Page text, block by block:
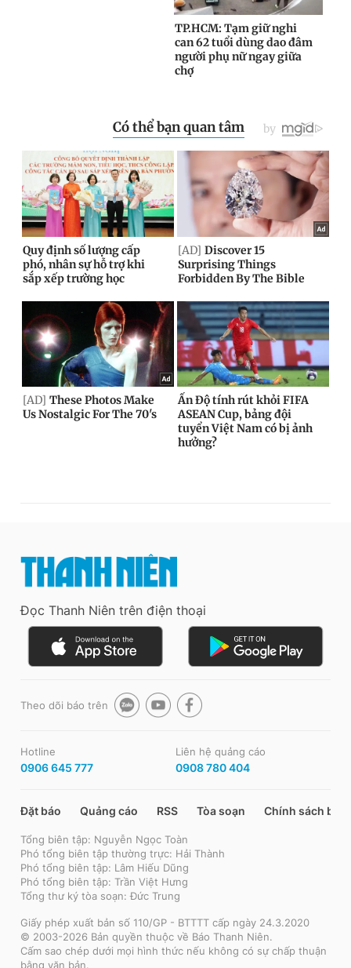
Đọc Thanh Niên trên điện thoại
Theo dõi báo trên
Hotline
0906 645 777
Liên hệ quảng cáo
0908 780 404
Đặt báo Quảng cáo RSS Tòa soạn Chính sách bảo
Tổng biên tập: Nguyễn Ngọc Toàn
Phó tổng biên tập thường trực: Hải Thành
Phó tổng biên tập: Lâm Hiếu Dũng
Phó tổng biên tập: Trần Việt Hưng
Tổng thư ký tòa soạn: Đức Trung
Giấy phép xuất bản số 110/GP - BTTTT cấp ngày 24.3.2020
© 2003-2026 Bản quyền thuộc về Báo Thanh Niên.
Cấm sao chép dưới mọi hình thức nếu không có sự chấp thuận
bằng văn bản.